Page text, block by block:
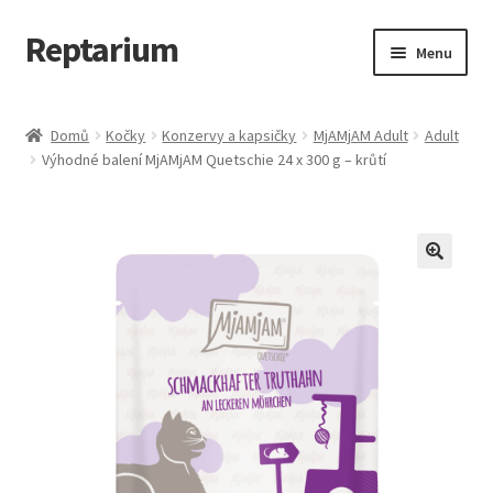
Přeskočit
na
Přejít
k
webu
Reptarium Menu
Košík
Domů Kočky Konzervy a kapsičky MjAMjAM Adult
Adult
Výhodné balení MjAMjAM Quetschie 24 x 300 g – krůtí